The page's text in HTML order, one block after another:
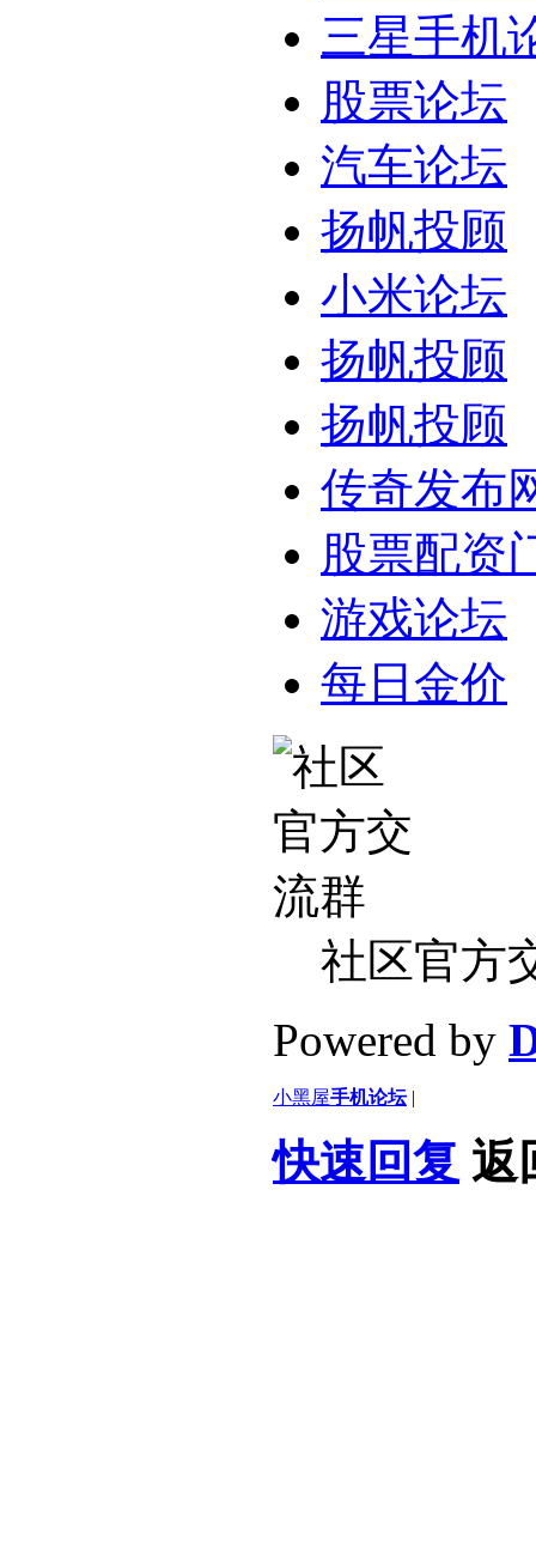
三星手机
股票论坛
汽车论坛
扬帆投顾
小米论坛
扬帆投顾
扬帆投顾
传奇发布
股票配资
游戏论坛
每日金价
社区官方
Powered by
小黑屋手机论坛 |
快速回复 返